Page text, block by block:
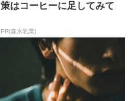
策はコーヒーに足してみて
PR(森永乳業)